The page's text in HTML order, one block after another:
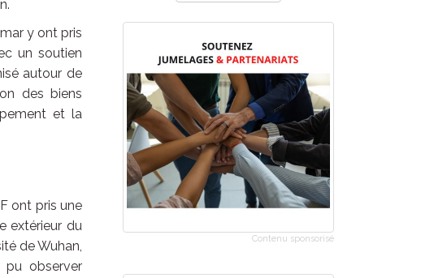
y ont pris
un soutien
autour de
des biens
et la
ont pris une
extérieur du
de Wuhan,
pu observer
Contenu sponsorisé